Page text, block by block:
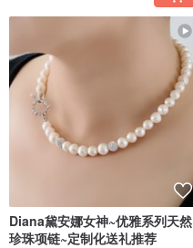
Diana黛安娜女神~优雅系列天然
珍珠项链~定制化送礼推荐